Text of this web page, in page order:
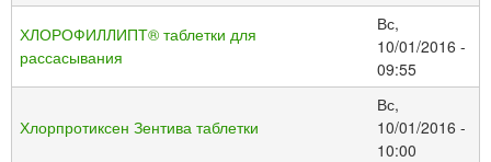
ХЛОРОФИЛЛИПТ® таблетки для
рассасывания
Вс,
10/01/2016 -
09:55
Хлорпротиксен Зентива таблетки
Вс,
10/01/2016 -
10:00